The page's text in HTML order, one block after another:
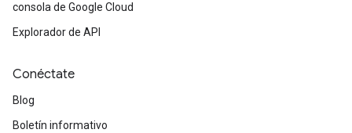
consola de Google Cloud
Explorador de API
Conéctate
Blog
Boletín informativo